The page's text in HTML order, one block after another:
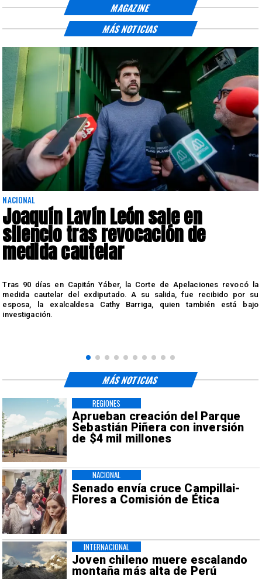
MAGAZINE
NACIONAL
Joaquín Lavín León sale en
silencio tras revocación de
medida cautelar
Tras 90 días en Capitán Yáber, la Corte de Apelaciones revocó la
medida cautelar del exdiputado. A su salida, fue recibido por su
esposa, la exalcaldesa Cathy Barriga, quien también está bajo
investigación.
MÁS NOTICIAS
Aprueban creación del Parque
Sebastián Piñera con inversión
de $4 mil millones
REGIONES
Senado envía cruce Campillai-
Flores a Comisión de Ética
NACIONAL
Joven chileno muere escalando
montaña más alta de Perú
INTERNACIONAL
MÁS NOTICIAS